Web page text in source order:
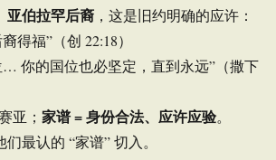
亚伯拉罕后裔，这是旧约明确的应许：
得福”（创 22:18）
你的国位也必坚定，直到永远”（撒下
亚； 家谱 = 身份合法、应许应验。
最认的 “家谱” 切入。